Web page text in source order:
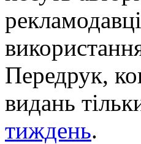
Передрук,
видань
тиждень.